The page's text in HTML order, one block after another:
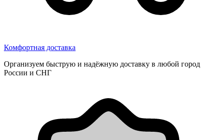
Комфортная доставка
Организуем быструю и надёжную доставку в любой город
России и СНГ